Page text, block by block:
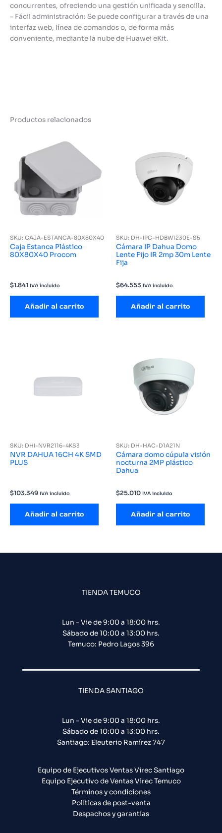
concurrentes, ofreciendo una gestión unificada y sencilla.
– Fácil administración: Se puede configurar a través de una
interfaz web, línea de comandos o, de forma más
conveniente, mediante la nube de Huawei eKit.
Productos relacionados
SKU: CAJA-ESTANCA-80X80X40
Caja Estanca Plástico
80X80X40 Procom
$1.841 IVA incluido
Añadir al carrito
SKU: DH-IPC-HDBW1230E-S5
Cámara IP Dahua Domo
Lente Fijo IR 2mp 30m Lente
Fija
$64.553 IVA incluido
Añadir al carrito
SKU: DHI-NVR2116-4KS3
NVR DAHUA 16CH 4K SMD
PLUS
$103.349 IVA incluido
Añadir al carrito
SKU: DH-HAC-D1A21N
Cámara domo cúpula visión
nocturna 2MP plástico
Dahua
$25.010 IVA incluido
Añadir al carrito
TIENDA TEMUCO
Lun - Vie de 9:00 a 18:00 hrs.
Sábado de 10:00 a 13:00 hrs.
Temuco: Pedro Lagos 396
TIENDA SANTIAGO
Lun - Vie de 9:00 a 18:00 hrs.
Sábado de 10:00 a 13:00 hrs.
Santiago: Eleuterio Ramírez 747​
Equipo de Ejecutivos Ventas Virec Santiago
Equipo Ejecutivo de Ventas Virec Temuco
Términos y condiciones
Políticas de post-venta
Despachos y garantías